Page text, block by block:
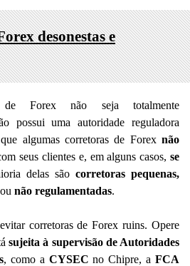
desonestas e
Forex não seja totalmente
possui uma autoridade reguladora
algumas corretoras de Forex não
seus clientes e, em alguns casos,se
delas são corretoras pequenas,
ou não regulamentadas.
corretoras de Forex ruins. Opere
sujeita à supervisão de Autoridades
, como a CYSEC no Chipre, a FCA